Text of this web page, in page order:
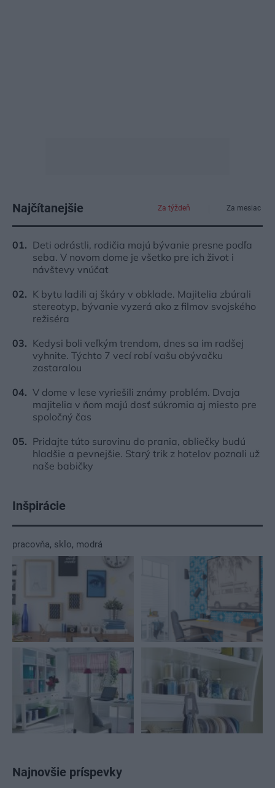
Najčítanejšie Za týždeň Za mesiac
Deti odrástli, rodičia majú bývanie presne podľa
seba. V novom dome je všetko pre ich život i
návštevy vnúčat
K bytu ladili aj škáry v obklade. Majitelia zbúrali
stereotyp, bývanie vyzerá ako z filmov svojského
režiséra
Kedysi boli veľkým trendom, dnes sa im radšej
vyhnite. Týchto 7 vecí robí vašu obývačku
zastaralou
V dome v lese vyriešili známy problém. Dvaja
majitelia v ňom majú dosť súkromia aj miesto pre
spoločný čas
Pridajte túto surovinu do prania, obliečky budú
hladšie a pevnejšie. Starý trik z hotelov poznali už
naše babičky
Inšpirácie
pracovňa, sklo, modrá
Najnovšie príspevky